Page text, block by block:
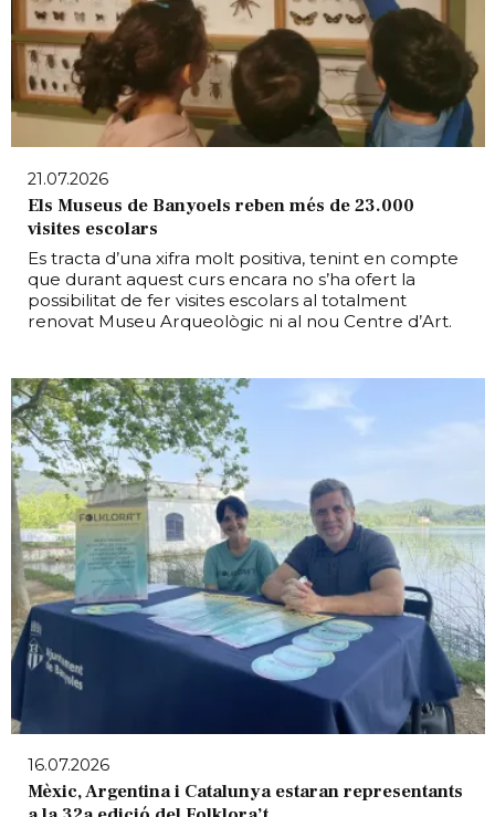
21.07.2026
Els Museus de Banyoels reben més de 23.000
visites escolars
Es tracta d’una xifra molt positiva, tenint en compte
que durant aquest curs encara no s’ha ofert la
possibilitat de fer visites escolars al totalment
renovat Museu Arqueològic ni al nou Centre d’Art.
16.07.2026
Mèxic, Argentina i Catalunya estaran representants